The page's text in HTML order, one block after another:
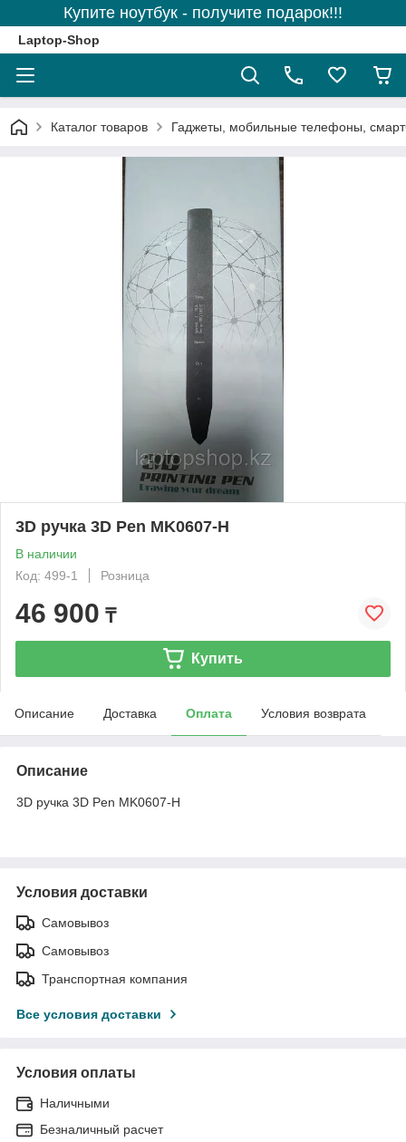
Купите ноутбук - получите подарок!!!
Laptop-Shop
Каталог товаров Гаджеты, мобильные телефоны,
3D ручка 3D Pen MK0607-H
В наличии
Код: 499-1
Розница
46 900 ₸
Купить
Описание Доставка Оплата Условия возврата
Описание
3D ручка 3D Pen MK0607-H
Условия доставки
Самовывоз
Самовывоз
Транспортная компания
Все условия доставки
Условия оплаты
Наличными
Безналичный расчет